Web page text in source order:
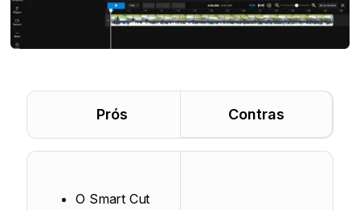
Prós Contras
O Smart Cut